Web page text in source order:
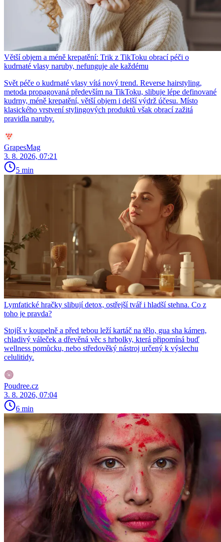
Větší objem a méně krepatění: Trik z TikToku obrací péči o
kudrnaté vlasy naruby, nefunguje ale každému
Svět péče o kudrnaté vlasy vítá nový trend. Reverse hairstyling,
metoda propagovaná především na TikToku, slibuje lépe definované
kudrny, méně krepatění, větší objem i delší výdrž účesu. Místo
klasického vrstvení stylingových produktů však obrací zažitá
pravidla naruby.
GrapesMag
3. 8. 2026, 07:21
5 min
Lymfatické hračky slibují detox, ostřejší tvář i hladší stehna. Co z
toho je pravda?
Stojíš v koupelně a před tebou leží kartáč na tělo, gua sha kámen,
chladivý váleček a dřevěná věc s hrbolky, která připomíná buď
wellness pomůcku, nebo středověký nástroj určený k výslechu
celulitidy.
Poudree.cz
3. 8. 2026, 07:04
6 min